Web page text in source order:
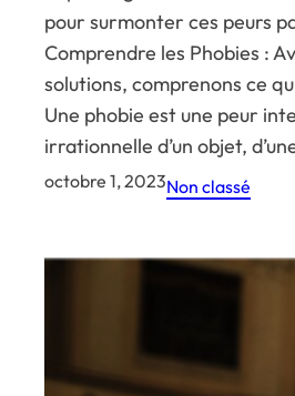
pour surmonter ces peurs
Comprendre les Phobies :
solutions, comprenons ce
Une phobie est une peur
irrationnelle d’un objet,
octobre 1, 2023Non classé